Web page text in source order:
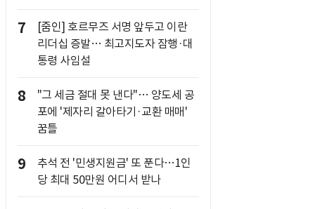
7
[줌인] 호르무즈 서명 앞두고 이란
리더십 증발… 최고지도자 잠행·대
통령 사임설
8
"그 세금 절대 못 낸다"… 양도세 공
포에 '제자리 갈아타기·교환 매매'
꿈틀
9
추석 전 '민생지원금' 또 푼다…1인
당 최대 50만원 어디서 받나